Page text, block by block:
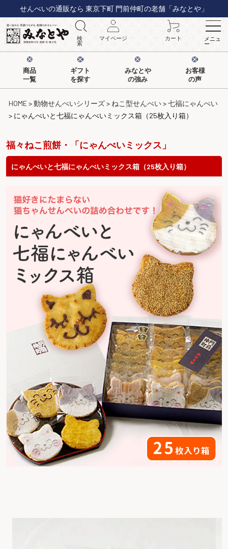
せんべいの通販なら 東京下町 門前仲町の老舗「みなとや」
検
索
マイページ カート メニュ
ー
商品
一覧
ギフト
を探す
みなとや
の強み
お客様
の声
HOME 動物せんべいシリーズ ねこ型せんべい
七福にゃんべい
にゃんべいと七福にゃんべいミックス箱（25枚入り箱）
福々ねこ煎餅・「にゃんべいミックス」
にゃんべいと七福にゃんべいミックス箱（25枚入り箱）